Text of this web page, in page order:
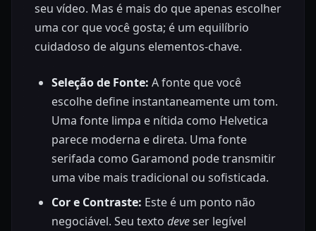
seu vídeo. Mas é mais do que apenas escolher
uma cor que você gosta; é um equilíbrio
cuidadoso de alguns elementos-chave.
Seleção de Fonte: A fonte que você
escolhe define instantaneamente um tom.
Uma fonte limpa e nítida como Helvetica
parece moderna e direta. Uma fonte
serifada como Garamond pode transmitir
uma vibe mais tradicional ou sofisticada.
Cor e Contraste: Este é um ponto não
negociável. Seu texto deveser legível